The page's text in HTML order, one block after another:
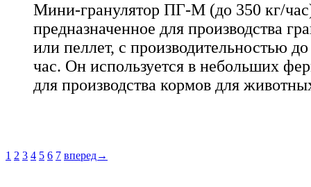
Мини-гранулятор ПГ-М (до 350 кг/
предназначенное для производства
или пеллет, с производительностью
час. Он используется в небольших
для производства кормов для
1 2 3 4 5 6 7 вперед→